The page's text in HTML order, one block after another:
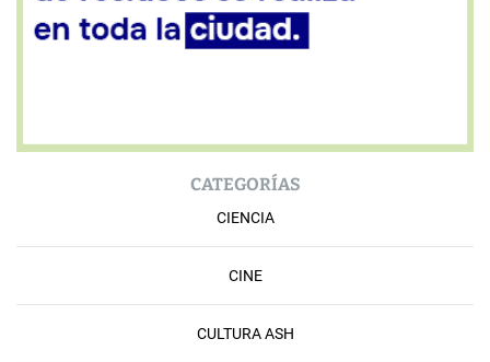
CATEGORÍAS
CIENCIA
CINE
CULTURA ASH